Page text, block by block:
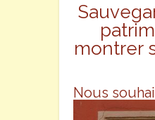
montrer
Nous